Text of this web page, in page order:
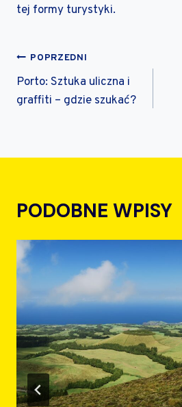
tej formy turystyki.
NAWIGACJA
WPISU
POPRZEDNI
Porto: Sztuka uliczna i
graffiti – gdzie szukać?
PODOBNE WPISY